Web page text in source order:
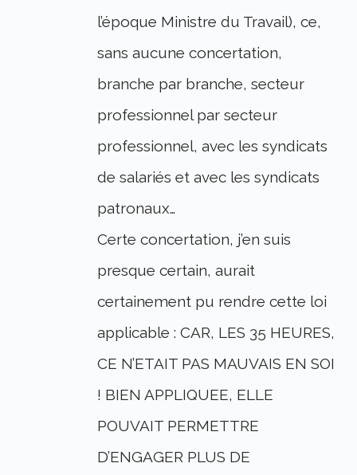
l’époque Ministre du Travail), ce,
sans aucune concertation,
branche par branche, secteur
professionnel par secteur
professionnel, avec les syndicats
de salariés et avec les syndicats
patronaux…
Certe concertation, j’en suis
presque certain, aurait
certainement pu rendre cette loi
applicable : CAR, LES 35 HEURES,
CE N’ETAIT PAS MAUVAIS EN SOI
! BIEN APPLIQUEE, ELLE
POUVAIT PERMETTRE
D’ENGAGER PLUS DE